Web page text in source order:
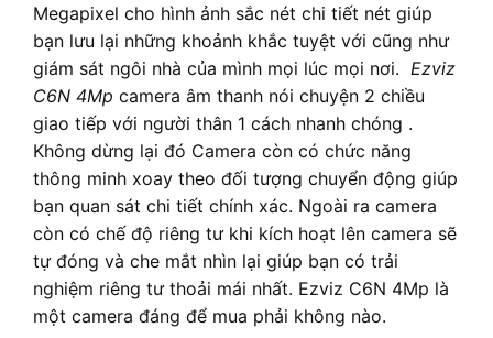
Megapixel cho hình ảnh sắc nét chi tiết nét giúp
bạn lưu lại những khoảnh khắc tuyệt với cũng như
giám sát ngôi nhà của mình mọi lúc mọi nơi. Ezviz
C6N 4Mp camera âm thanh nói chuyện 2 chiều
giao tiếp với người thân 1 cách nhanh chóng .
Không dừng lại đó Camera còn có chức năng
thông minh xoay theo đối tượng chuyển động giúp
bạn quan sát chi tiết chính xác. Ngoài ra camera
còn có chế độ riêng tư khi kích hoạt lên camera sẽ
tự đóng và che mắt nhìn lại giúp bạn có trải
nghiệm riêng tư thoải mái nhất. Ezviz C6N 4Mp là
một camera đáng để mua phải không nào.